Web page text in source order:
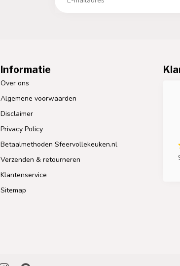
Informatie
Over ons
Algemene voorwaarden
Disclaimer
Privacy Policy
Betaalmethoden Sfeervollekeuken.nl
Verzenden & retourneren
Klantenservice
Sitemap